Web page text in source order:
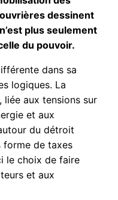
dessinent
plus seulement
du pouvoir.
dans sa
logiques. La
liée aux tensions sur
et aux
du détroit
forme de taxes
le choix de faire
et aux